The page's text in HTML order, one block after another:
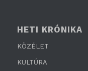
HETI KRÓNIKA
KÖZÉLET
KULTÚRA